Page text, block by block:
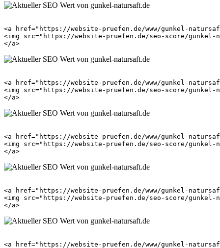
<a href="https://website-pruefen.de/www/gunkel-
<img src="https://website-pruefen.de/seo-score/
<a href="https://website-pruefen.de/www/gunkel-
<img src="https://website-pruefen.de/seo-score/gunkel-
<a href="https://website-pruefen.de/www/gunkel-
<img src="https://website-pruefen.de/seo-score/gunkel-
<a href="https://website-pruefen.de/www/gunkel-
<img src="https://website-pruefen.de/seo-score/gunkel-
<a href="https://website-pruefen.de/www/gunkel-